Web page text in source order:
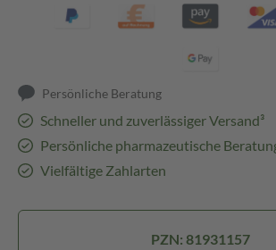
Persönliche Beratung
Schneller und zuverlässiger Versand³
Persönliche pharmazeutische
Vielfältige Zahlarten
PZN: 81931157